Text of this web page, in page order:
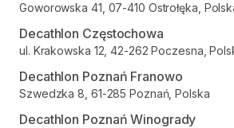
Goworowska 41, 07-410 Ostrołęka,
Decathlon Częstochowa
ul. Krakowska 12, 42-262 Poczesna,
Decathlon Poznań Franowo
Szwedzka 8, 61-285 Poznań, Polska
Decathlon Poznań Winogrady